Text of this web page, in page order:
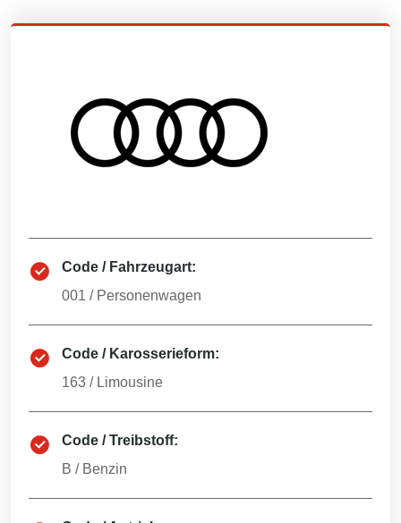
Code / Fahrzeugart:
001 / Personenwagen
Code / Karosserieform:
163 / Limousine
Code / Treibstoff:
B / Benzin